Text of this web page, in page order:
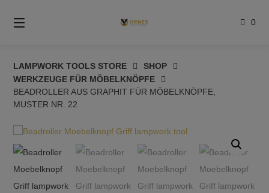
zum
Inhalt
0
LAMPWORK TOOLS STORE
SHOP
WERKZEUGE FÜR MÖBELKNÖPFE
BEADROLLER AUS GRAPHIT FÜR MÖBELKNÖPFE,
MUSTER NR. 22